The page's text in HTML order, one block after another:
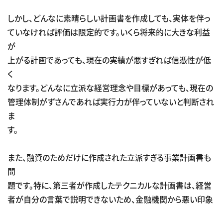
しかし、どんなに素晴らしい計画書を作成しても、実体を伴っ
ていなければ評価は限定的です。いくら将来的に大きな利益
が
上がる計画であっても、現在の実績が悪すぎれば信憑性が低
く
なります。どんなに立派な経営理念や目標があっても、現在の
管理体制がずさんであれば実行力が伴っていないと判断され
ま
す。
また、融資のためだけに作成された立派すぎる事業計画書も
問
題です。特に、第三者が作成したテクニカルな計画書は、経営
者が自分の言葉で説明できないため、金融機関から悪い印象